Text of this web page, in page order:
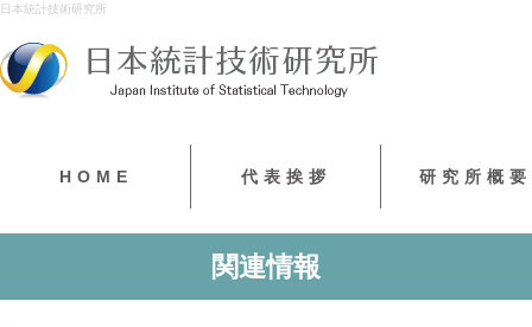
日本統計技術研究所
HOME 代表挨拶 研究所概要
関連情報